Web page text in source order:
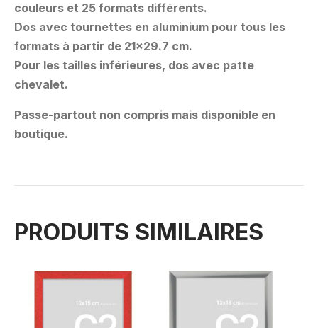
couleurs et 25 formats différents.
Dos avec tournettes en aluminium pour tous les
formats à partir de 21×29.7 cm.
Pour les tailles inférieures, dos avec patte
chevalet.
Passe-partout non compris mais disponible en
boutique.
PRODUITS SIMILAIRES